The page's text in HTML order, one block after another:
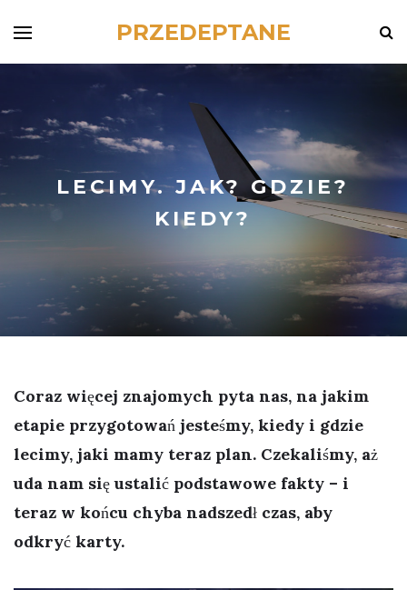
PRZEDEPTANE
LECIMY. JAK? GDZIE?
KIEDY?
Coraz więcej znajomych pyta nas, na jakim
etapie przygotowań jesteśmy, kiedy i gdzie
lecimy, jaki mamy teraz plan. Czekaliśmy, aż
uda nam się ustalić podstawowe fakty – i
teraz w końcu chyba nadszedł czas, aby
odkryć karty.